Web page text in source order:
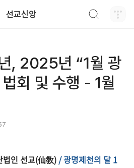
선교신앙
, 2025년 “1월 광
회 및 수행 - 1월
인 선교(仙敎) / 광명제천의 달 1